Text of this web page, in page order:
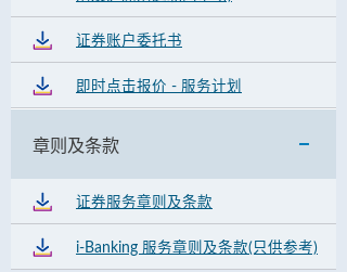
证券账户委托书
即时点击报价 - 服务计划
章则及条款
证券服务章则及条款
i-Banking 服务章则及条款(只供参考)